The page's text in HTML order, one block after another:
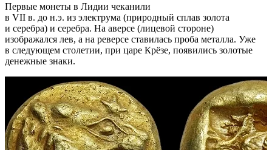
Первые монеты в Лидии чеканили
в VII в. до н.э. из электрума (природный сплав золота
и серебра) и серебра. На аверсе (лицевой стороне)
изображался лев, а на реверсе ставилась проба металла. Уже
в следующем столетии, при царе Крёзе, появились золотые
денежные знаки.